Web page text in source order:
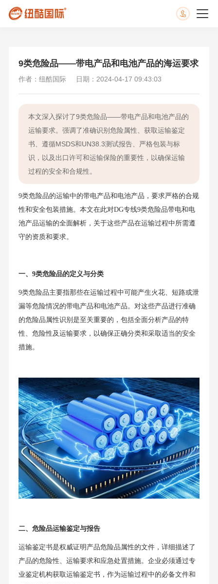
9类危险品——带电产品和电池产品的海运要求
作者：纽酷国际 日期：2024-04-17 09:43:03
本文深入探讨了9类危险品——带电产品和电池产品的
运输要求。强调了准确识别危险属性、获取运输鉴定
书、遵循MSDS和UN38.3测试报告、严格包装与标
识，以及出口许可和运输保险的重要性，以确保运输
过程的安全和合规性。
9类危险品的运输中的带电产品和电池产品，要求严格的合规
性和安全包装措施。本文在此对DG专线9类危险品带电和电
池产品运输的全面解析，关于这些产品在运输过程中所需遵
守的资质和要求。
一、9类危险品的定义与分类
9类危险品主要指那些在运输过程中可能产生火花、短路或泄
漏等危险情况的带电产品和电池产品。对这些产品进行准确
的危险品属性识别是至关重要的，包括全面分析产品的特
性、危险性及运输要求，以确保正确分类和采取适当的安全
措施。
二、危险品运输鉴定与报告
运输鉴定书是权威证明产品危险品属性的文件，详细描述了
产品的危险性、运输要求和应急处置措施。企业必须通过专
业鉴定机构获取运输鉴定书，作为运输过程中的必备文件和